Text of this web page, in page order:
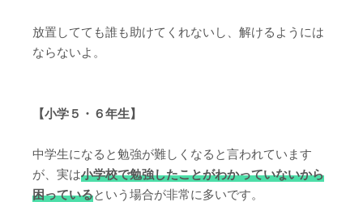
放置してても誰も助けてくれないし、解けるようには
ならないよ。
【小学５・６年生】
中学生になると勉強が難しくなると言われています
が、実は小学校で勉強したことがわかっていないから
困っているという場合が非常に多いです。